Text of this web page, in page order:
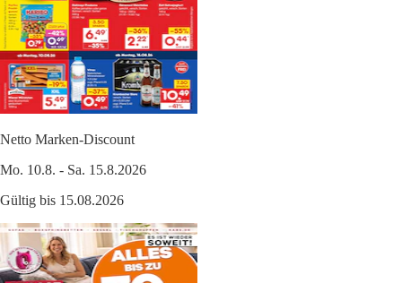
Netto Marken-Discount
Mo. 10.8. - Sa. 15.8.2026
Gültig bis 15.08.2026